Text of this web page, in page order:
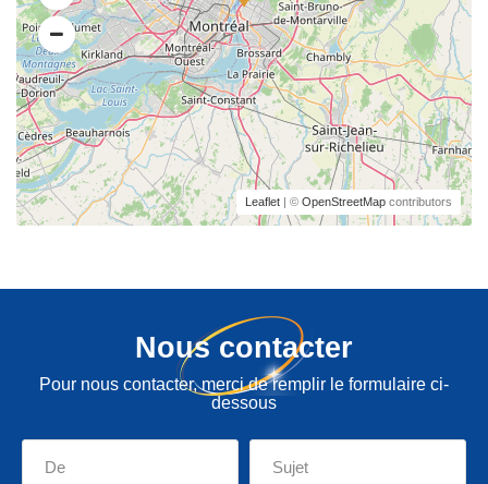
Leaflet | © OpenStreetMap contributors
Nous contacter
Pour nous contacter, merci de remplir le formulaire ci-
dessous